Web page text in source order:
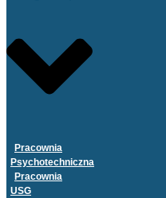
Pracownia
Psychotechniczna
Pracownia
USG